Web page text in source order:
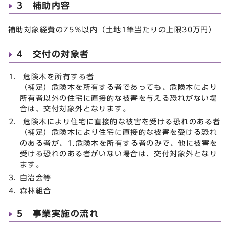
3 補助内容
補助対象経費の75％以内（土地1筆当たりの上限30万円）
4 交付の対象者
危険木を所有する者
（補足）危険木を所有する者であっても、危険木により
所有者以外の住宅に直接的な被害を与える恐れがない場
合は、交付対象外となります。
危険木により住宅に直接的な被害を受ける恐れのある者
（補足）危険木により住宅に直接的な被害を受ける恐れ
のある者が、1.危険木を所有する者のみで、他に被害を
受ける恐れのある者がいない場合は、交付対象外となり
ます。
自治会等
森林組合
5 事業実施の流れ